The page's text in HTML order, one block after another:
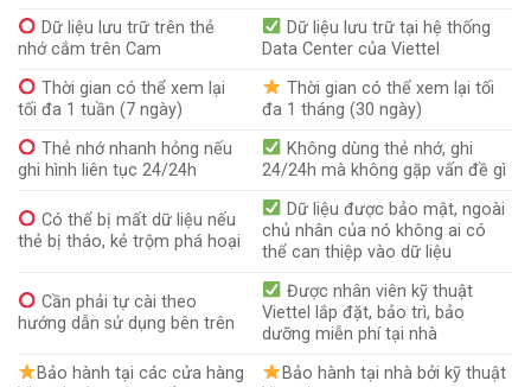
Dữ liệu lưu trữ trên thẻ
nhớ cắm trên Cam
Dữ liệu lưu trữ tại hệ thống
Data Center của Viettel
Thời gian có thể xem lại
tối đa 1 tuần (7 ngày)
Thời gian có thể xem lại tối
đa 1 tháng (30 ngày)
Thẻ nhớ nhanh hỏng nếu
ghi hình liên tục 24/24h
Không dùng thẻ nhớ, ghi
24/24h mà không gặp vấn đề gì
Có thể bị mất dữ liệu nếu
thẻ bị tháo, kẻ trộm phá hoại
Dữ liệu được bảo mật, ngoài
chủ nhân của nó không ai có
thể can thiệp vào dữ liệu
Cần phải tự cài theo
hướng dẫn sử dụng bên trên
Được nhân viên kỹ thuật
Viettel lắp đặt, bảo trì, bảo
dưỡng miễn phí tại nhà
Bảo hành tại các cửa hàng
Bảo hành tại nhà bởi kỹ thuật